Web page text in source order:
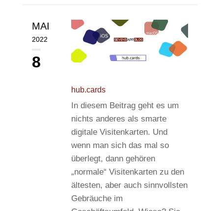
MAI
2022
8
hub.cards
In diesem Beitrag geht es um
nichts anderes als smarte
digitale Visitenkarten. Und
wenn man sich das mal so
überlegt, dann gehören
„normale“ Visitenkarten zu den
ältesten, aber auch sinnvollsten
Gebräuche im